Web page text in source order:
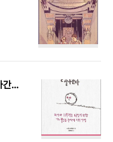
불안증의 공포 <나는 불안과 함께 살아간다>